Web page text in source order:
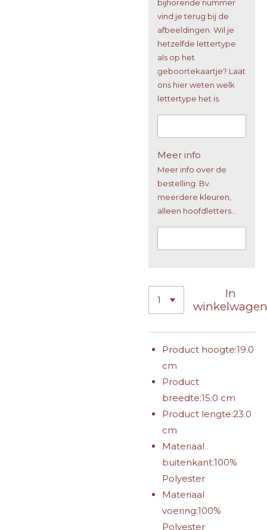
bijhorende nummer
vind je terug bij de
afbeeldingen. Wil je
hetzelfde lettertype
als op het
geboortekaartje? Laat
ons hier weten welk
lettertype het is.
Meer info
Meer info over de
bestelling. Bv.
meerdere kleuren,
alleen hoofdletters...
In
Product hoogte:19.0
cm
Product
breedte:15.0 cm
Product lengte:23.0
cm
Materiaal
buitenkant:100%
Polyester
Materiaal
voering:100%
Polyester